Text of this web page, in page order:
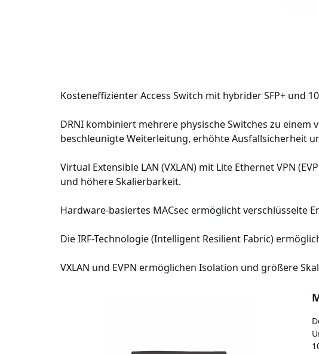
Kosteneffizienter Access Switch mit hybrider SFP+ und
DRNI kombiniert mehrere physische Switches zu
beschleunigte Weiterleitung, erhöhte Ausfallsicherheit
Virtual Extensible LAN (VXLAN) mit Lite Ethernet VPN
und höhere Skalierbarkeit.
Hardware-basiertes MACsec ermöglicht verschlüsselte
Die IRF-Technologie (Intelligent Resilient Fabric)
VXLAN und EVPN ermöglichen Isolation und größere